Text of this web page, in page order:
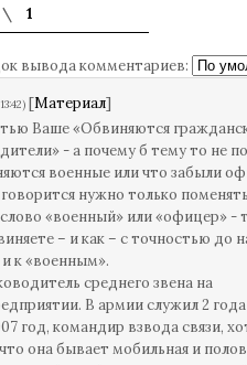
1
вывода комментариев:
[Материал]
Ваше «Обвиняются
- а почему б тему то не
военные или что забыли
нужно только
«военный» или «офицер» -
– и как – с точностью до
к «военным».
среднего звена на
В армии служил 2 года
год, командир взвода связи,
она бывает мобильная и